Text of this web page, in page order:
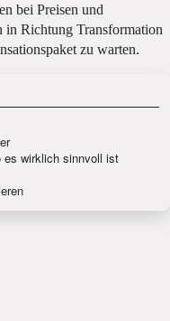
bei Preisen und
in Richtung Transformation
zu warten.
es wirklich sinnvoll ist